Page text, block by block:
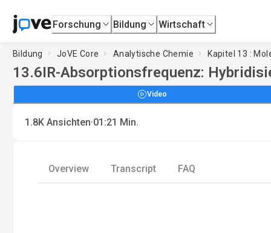
Forschung Bildung Wirtschaft
Bildung JoVE Core Analytische Chemie Kapitel 13 :
13.6IR-Absorptionsfrequenz:
Video
1.8K Ansichten·01:21 Min.
Overview Transcript FAQ